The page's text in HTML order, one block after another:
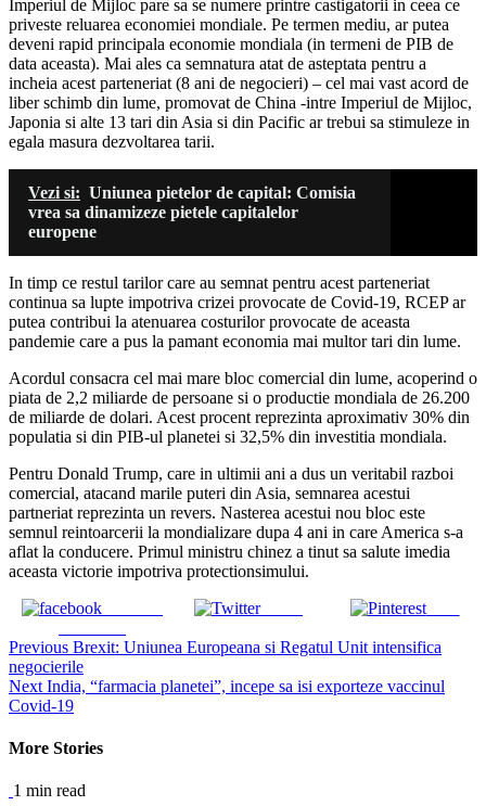
Imperiul de Mijloc pare sa se numere printre castigatorii in ceea ce
priveste reluarea economiei mondiale. Pe termen mediu, ar putea
deveni rapid principala economie mondiala (in termeni de PIB de
data aceasta). Mai ales ca semnatura atat de asteptata pentru a
incheia acest parteneriat (8 ani de negocieri) – cel mai vast acord de
liber schimb din lume, promovat de China -intre Imperiul de Mijloc,
Japonia si alte 13 tari din Asia si din Pacific ar trebui sa stimuleze in
egala masura dezvoltarea tarii.
Vezi si: Uniunea pietelor de capital: Comisia
vrea sa dinamizeze pietele capitalelor
europene
In timp ce restul tarilor care au semnat pentru acest parteneriat
continua sa lupte impotriva crizei provocate de Covid-19, RCEP ar
putea contribui la atenuarea costurilor provocate de aceasta
pandemie care a pus la pamant economia mai multor tari din lume.
Acordul consacra cel mai mare bloc comercial din lume, acoperind o
piata de 2,2 miliarde de persoane si o productie mondiala de 26.200
de miliarde de dolari. Acest procent reprezinta aproximativ 30% din
populatia si din PIB-ul planetei si 32,5% din investitia mondiala.
Pentru Donald Trump, care in ultimii ani a dus un veritabil razboi
comercial, atacand marile puteri din Asia, semnarea acestui
partneriat reprezinta un revers. Nasterea acestui nou bloc este
semnul reintoarcerii la mondializare dupa 4 ani in care America s-a
aflat la conducere. Primul ministru chinez a tinut sa salute imedia
aceasta victorie impotriva protectionsimului.
Tweet Save
Continue
Reading
Previous Brexit: Uniunea Europeana si Regatul Unit intensifica
negocierile
Next India, “farmacia planetei”, incepe sa isi exporteze vaccinul
Covid-19
More Stories
1 min read